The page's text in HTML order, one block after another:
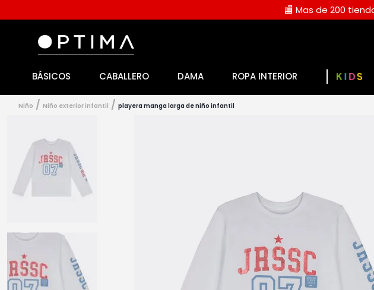
🏬 Mas de 200
BÁSICOS CABALLERO DAMA ROPA INTERIOR
niño niño exterior infantil playera manga larga de niño infantil
licencia
playeras caballero
spiderman
sudaderas
6
playera polo
10 . playera manga larga